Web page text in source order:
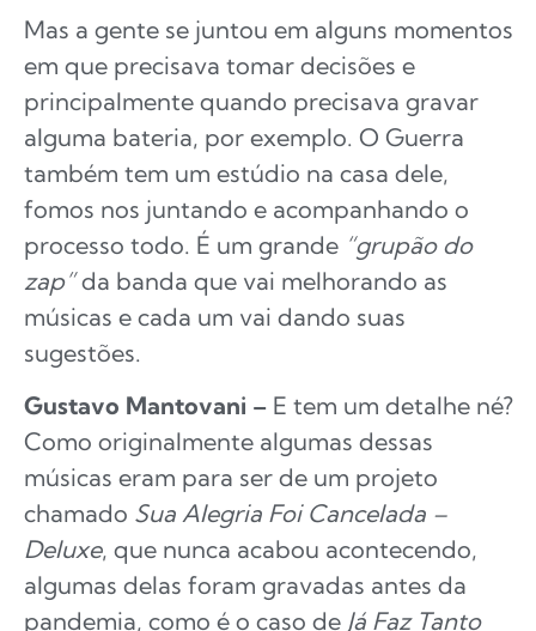
Mas a gente se juntou em alguns momentos
em que precisava tomar decisões e
principalmente quando precisava gravar
alguma bateria, por exemplo. O Guerra
também tem um estúdio na casa dele,
fomos nos juntando e acompanhando o
processo todo. É um grande “grupão do
zap”da banda que vai melhorando as
músicas e cada um vai dando suas
sugestões.
Gustavo Mantovani – E tem um detalhe né?
Como originalmente algumas dessas
músicas eram para ser de um projeto
chamado Sua Alegria Foi Cancelada –
Deluxe, que nunca acabou acontecendo,
algumas delas foram gravadas antes da
pandemia, como é o caso de Já Faz Tanto